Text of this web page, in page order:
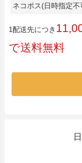
ネコポス(日時指定不
1配送先につき
で送料無料